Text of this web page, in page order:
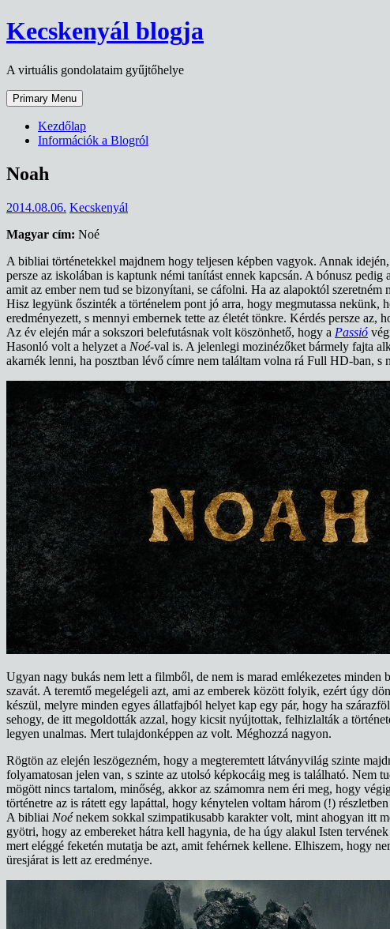
Skip
to
Kecskenyál blogja
A virtuális gondolataim gyűjtőhelye
Primary Menu
Kezdőlap
Információk a Blogról
Noah
2014.08.06. Kecskenyál
Magyar cím: Noé
A bibliai történetekkel majdnem hogy teljesen képben vagyok. Annak
persze az iskolában is kaptunk némi tanítást ennek kapcsán. A bónusz
amit az ember nem tud se bizonyítani, se cáfolni. Ha az alapoktól
Hisz legyünk őszinték a történelem pont jó arra, hogy megmutassa nekünk,
eredményezett, s mennyi embernek tette az életét tönkre. Kérdés persze
Az év elején már a sokszori belefutásnak volt köszönhető, hogy a Passió
Hasonló volt a helyzet a Noé-val is. A jelenlegi mozinézőket bármely fajta
akarnék lenni, ha posztban lévő címre nem találtam volna rá Full HD-ban, s
Ugyan nagy bukás nem lett a filmből, de nem is marad emlékezetes minden
szavát. A teremtő megelégeli azt, ami az emberek között folyik, ezért úgy
készül, melyre minden egyes állatfajból helyet kap egy pár, hogy ha
sehogy, de itt megoldották azzal, hogy kicsit nyújtottak, felhizlalták a
legyen unalmas. Mert tulajdonképpen az volt. Méghozzá nagyon.
Rögtön az elején leszögezném, hogy a megteremtett látványvilág szinte
folyamatosan jelen van, s szinte az utolsó képkocáig meg is található.
mögött nincs tartalom, minőség, akkor az számomra nem éri meg, hogy
történetre az is rátett egy lapáttal, hogy kénytelen voltam három (!)
A bibliai Noénekem sokkal szimpatikusabb karakter volt, mint ahogyan itt
gyötri, hogy az embereket hátra kell hagynia, de ha úgy alakul Isten
mert eléggé feketén mutatja be azt, amit fehérnek kellene. Elhiszem, hogy
üresjárat is lett az eredménye.